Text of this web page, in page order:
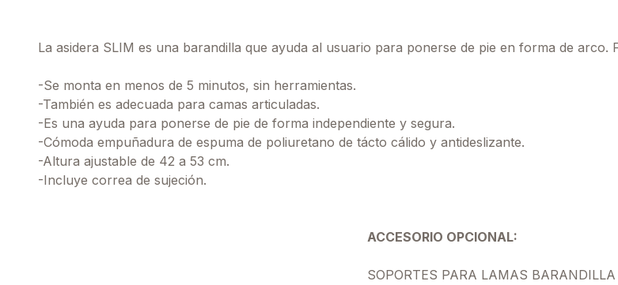
La asidera SLIM es una barandilla que ayuda al usuario para ponerse de pie en forma de arco.
-Se monta en menos de 5 minutos, sin herramientas.
-También es adecuada para camas articuladas.
-Es una ayuda para ponerse de pie de forma independiente y segura.
-Cómoda empuñadura de espuma de poliuretano de tácto cálido y antideslizante.
-Altura ajustable de 42 a 53 cm.
-Incluye correa de sujeción.
ACCESORIO OPCIONAL:
SOPORTES PARA LAMAS